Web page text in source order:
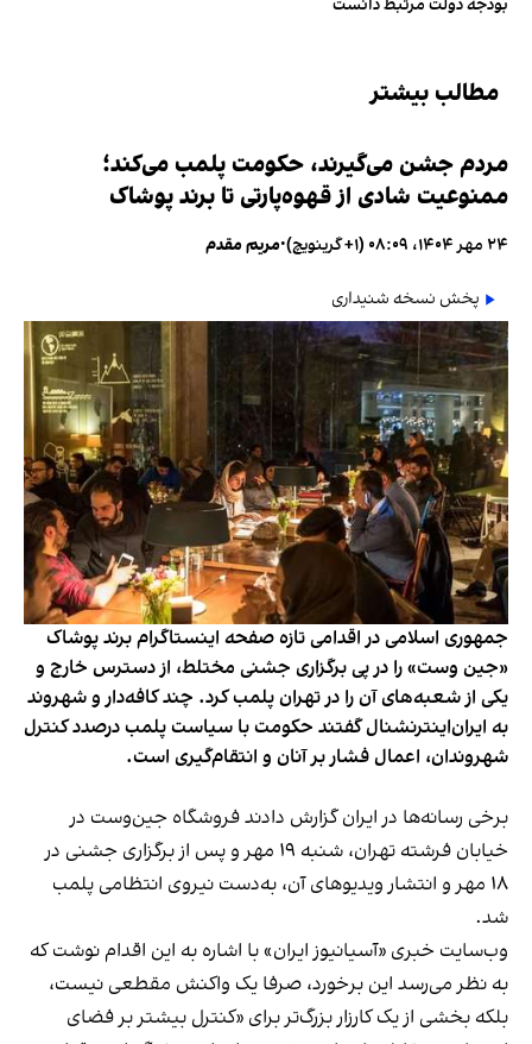
بودجه دولت مرتبط دانست
مطالب بیشتر
مردم جشن می‌گیرند، حکومت پلمب می‌کند؛
ممنوعیت شادی از قهوه‌پارتی تا برند پوشاک
۲۴ مهر ۱۴۰۴، ۰۸:۰۹ (‎+۱ گرینویچ) •مریم مقدم
پخش نسخه شنیداری
جمهوری اسلامی در اقدامی تازه صفحه اینستاگرام برند پوشاک
«جین وست» را در پی برگزاری جشنی مختلط، از دسترس خارج و
یکی از شعبه‌های آن را در تهران پلمب کرد. چند کافه‌‌دار و شهروند
به ایران‌اینترنشنال گفتند حکومت با سیاست پلمب درصدد کنترل
شهروندان، اعمال فشار بر آنان و انتقام‌گیری است.
برخی رسانه‌ها در ایران گزارش دادند فروشگاه جین‌وست در
خیابان فرشته تهران، شنبه ۱۹ مهر و پس از برگزاری جشنی در
۱۸ مهر و انتشار ویدیوهای آن، به‌دست نیروی انتظامی پلمب
شد.
وب‌سایت خبری «آسیانیوز ایران» با اشاره به این اقدام نوشت که
به نظر می‌رسد این برخورد، صرفا یک واکنش مقطعی نیست،
بلکه بخشی از یک کارزار بزرگ‌تر برای «کنترل بیشتر بر فضای